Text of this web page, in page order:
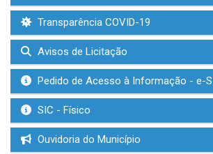
Transparência COVID-19
Avisos de Licitação
Pedido de Acesso à Informação - e-
SIC - Físico
Ouvidoria do Município